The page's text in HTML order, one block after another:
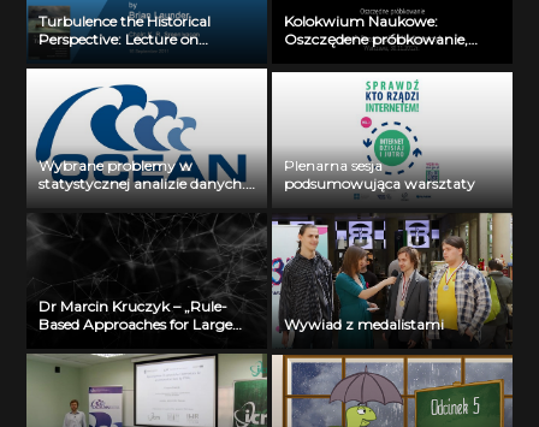
Turbulence the Historical
Perspective: Lecture on
Osbotne Reynolds by Brian
Sreenivasan (16.09.2011)
Kolokwium Naukowe:
Oszczędene próbkowanie,
(30 listopada 2012)
Wybrane problemy w
statystycznej analizie danych.
ICM UW
Plenarna sesja
podsumowująca warsztaty
Dr Marcin Kruczyk – „Rule-
Based Approaches for Large
Suite of Tools and Methods”, 20
grudnia 2013 r.
Wywiad z medalistami